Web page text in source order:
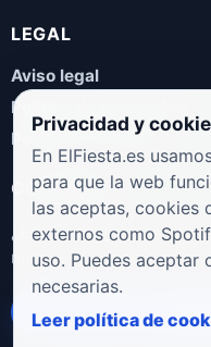
LEGAL
Aviso legal
Política de privacidad
Política de cookies
COLABORA
¿Eres artista, manager,
novedades, galas,
Privacidad y
En ElFiesta.es
para que la web
las aceptas, cookies
externos como
uso. Puedes aceptar
necesarias.
Leer política de